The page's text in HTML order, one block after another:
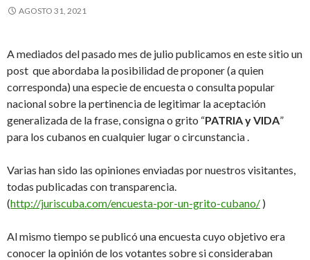
AGOSTO 31, 2021
A mediados del pasado mes de julio publicamos en este sitio un
post que abordaba la posibilidad de proponer (a quien
corresponda) una especie de encuesta o consulta popular
nacional sobre la pertinencia de legitimar la aceptación
generalizada de la frase, consigna o grito “PATRIA y VIDA”
para los cubanos en cualquier lugar o circunstancia .
Varias han sido las opiniones enviadas por nuestros visitantes,
todas publicadas con transparencia.
(http://juriscuba.com/encuesta-por-un-grito-cubano/ )
Al mismo tiempo se publicó una encuesta cuyo objetivo era
conocer la opinión de los votantes sobre si consideraban